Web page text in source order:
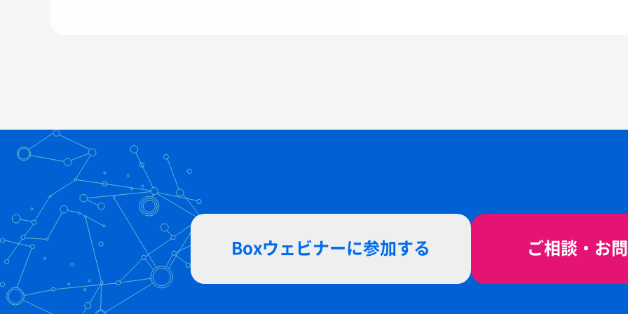
Boxウェビナーに参加する ご相談・お